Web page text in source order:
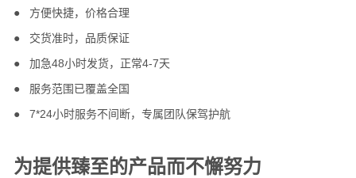
● 方便快捷， 价格合理
● 交货准时， 品质保证
● 加急48小时发货，正常4-7天
● 服务范围已覆盖全国
● 7*24小时服务不间断，专属团队保驾护航
为提供臻至的产品而不懈努力